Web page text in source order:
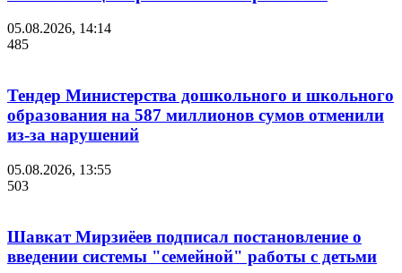
05.08.2026, 14:14
485
Тендер Министерства дошкольного и школьного
образования на 587 миллионов сумов отменили
из-за нарушений
05.08.2026, 13:55
503
Шавкат Мирзиёев подписал постановление о
введении системы "семейной" работы с детьми